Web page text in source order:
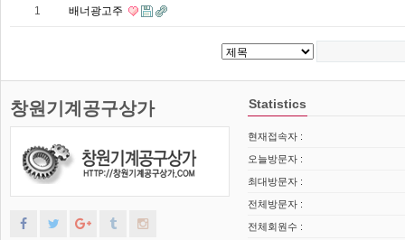
1 배너광고주
창원기계공구상가 Statistics
현재접속자 :
오늘방문자 :
최대방문자 :
전체방문자 :
전체회원수 :